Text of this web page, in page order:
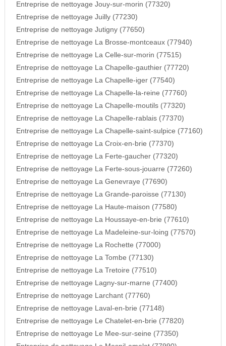
Entreprise de nettoyage Jouy-sur-morin (77320)
Entreprise de nettoyage Juilly (77230)
Entreprise de nettoyage Jutigny (77650)
Entreprise de nettoyage La Brosse-montceaux (77940)
Entreprise de nettoyage La Celle-sur-morin (77515)
Entreprise de nettoyage La Chapelle-gauthier (77720)
Entreprise de nettoyage La Chapelle-iger (77540)
Entreprise de nettoyage La Chapelle-la-reine (77760)
Entreprise de nettoyage La Chapelle-moutils (77320)
Entreprise de nettoyage La Chapelle-rablais (77370)
Entreprise de nettoyage La Chapelle-saint-sulpice (77160)
Entreprise de nettoyage La Croix-en-brie (77370)
Entreprise de nettoyage La Ferte-gaucher (77320)
Entreprise de nettoyage La Ferte-sous-jouarre (77260)
Entreprise de nettoyage La Genevraye (77690)
Entreprise de nettoyage La Grande-paroisse (77130)
Entreprise de nettoyage La Haute-maison (77580)
Entreprise de nettoyage La Houssaye-en-brie (77610)
Entreprise de nettoyage La Madeleine-sur-loing (77570)
Entreprise de nettoyage La Rochette (77000)
Entreprise de nettoyage La Tombe (77130)
Entreprise de nettoyage La Tretoire (77510)
Entreprise de nettoyage Lagny-sur-marne (77400)
Entreprise de nettoyage Larchant (77760)
Entreprise de nettoyage Laval-en-brie (77148)
Entreprise de nettoyage Le Chatelet-en-brie (77820)
Entreprise de nettoyage Le Mee-sur-seine (77350)